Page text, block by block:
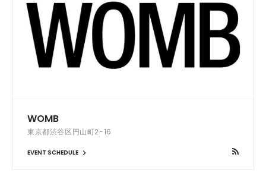
WOMB
東京都渋谷区円山町2-16
EVENT SCHEDULE